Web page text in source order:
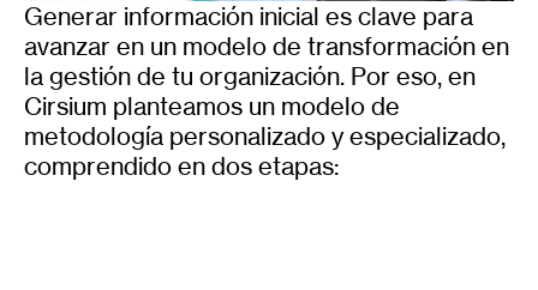
Generar información inicial es clave para
avanzar en un modelo de transformación en
la gestión de tu organización. Por eso, en
Cirsium planteamos un modelo de
metodología personalizado y especializado,
comprendido en dos etapas: